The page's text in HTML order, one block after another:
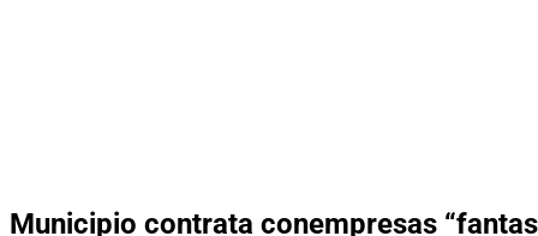
Municipio contrata conempresas